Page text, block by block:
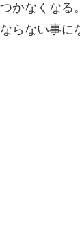
かなくなる
らない事に